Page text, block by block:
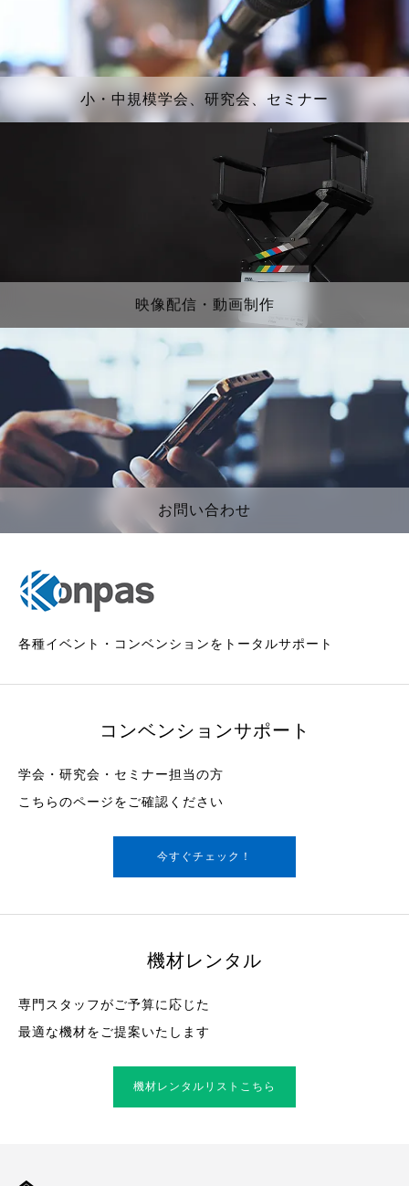
小・中規模学会、研究会、セミナー
映像配信・動画制作
お問い合わせ
各種イベント・コンベンションをトータルサポート
コンベンションサポート
学会・研究会・セミナー担当の方
こちらのページをご確認ください
今すぐチェック！
機材レンタル
専門スタッフがご予算に応じた
最適な機材をご提案いたします
機材レンタルリストこちら